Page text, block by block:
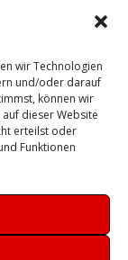
wir Technologien
und/oder darauf
können wir
dieser Website
erteilst oder
Funktionen
Sicherheit
Ubuntu
Veeam